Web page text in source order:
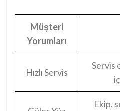
Müşteri
Yorumları
Hızlı Servis
Servis
Ekip,